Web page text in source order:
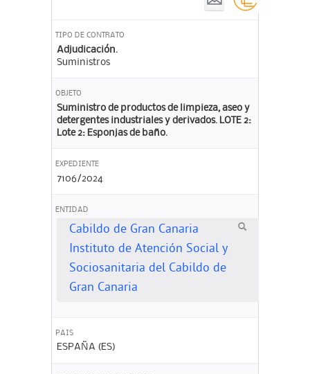
TIPO DE CONTRATO
Adjudicación.
Suministros
OBJETO
Suministro de productos de limpieza, aseo y
detergentes industriales y derivados. LOTE 2:
Lote 2: Esponjas de baño.
EXPEDIENTE
7106/2024
ENTIDAD
Cabildo de Gran Canaria
Instituto de Atención Social y
Sociosanitaria del Cabildo de
Gran Canaria
PAIS
ESPAÑA (ES)